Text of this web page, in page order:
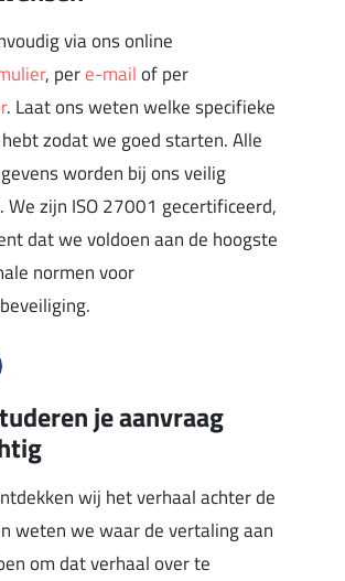
via ons online
, pere-mailof per
. Laat ons weten welke specifieke
zodat we goed starten. Alle
worden bij ons veilig
We zijn ISO 27001 gecertificeerd,
dat we voldoen aan de hoogste
normen voor
je aanvraag
wij het verhaal achter de
weten we waar de vertaling aan
om dat verhaal over te